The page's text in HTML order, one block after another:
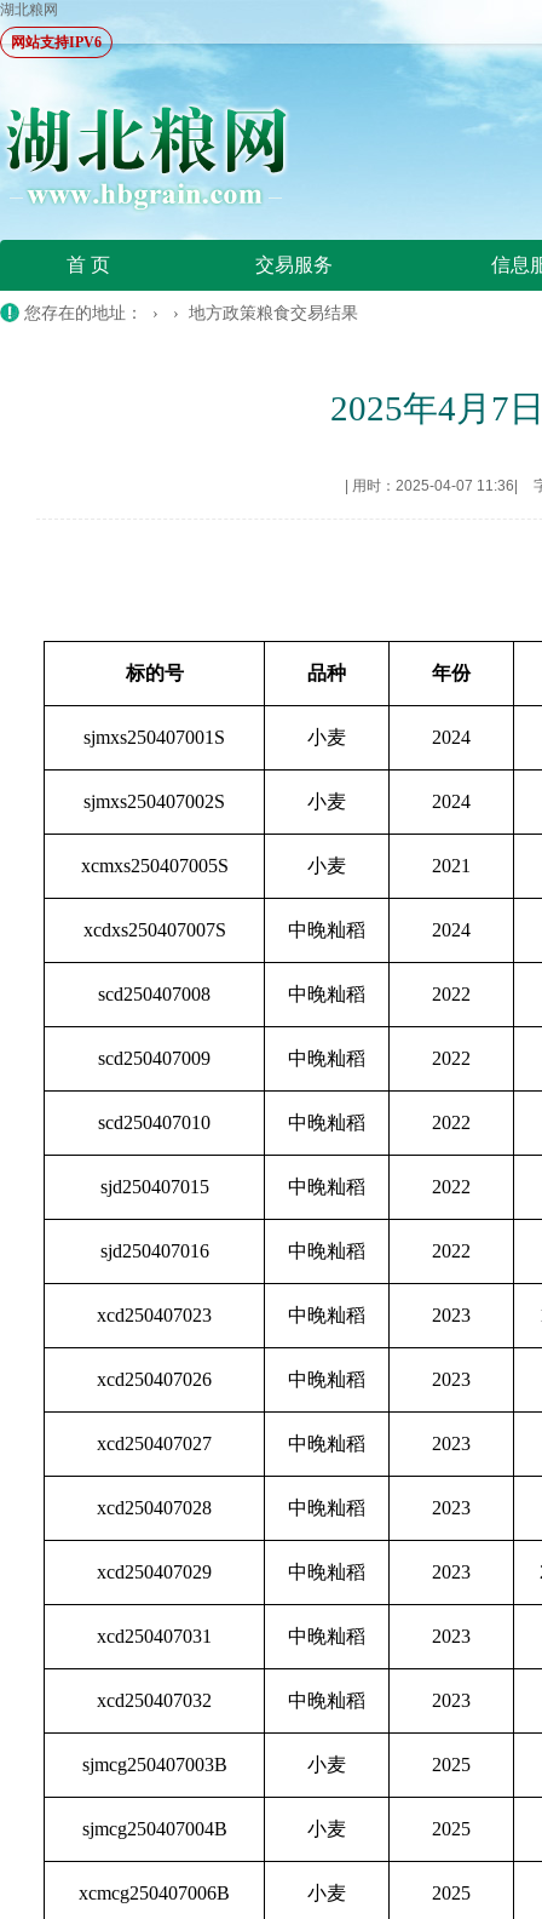
湖北粮网
网站支持IPV6
首 页 交易服务 信息
您存在的地址： › › 地方政策粮食交易结果
2025年4月7
用时：2025-04-07 11:36
标的号 品种 年份
sjmxs250407001S 小麦 2024
sjmxs250407002S 小麦 2024
xcmxs250407005S 小麦 2021
xcdxs250407007S 中晚籼稻 2024
scd250407008 中晚籼稻 2022
scd250407009 中晚籼稻 2022
scd250407010 中晚籼稻 2022
sjd250407015 中晚籼稻 2022
sjd250407016 中晚籼稻 2022
xcd250407023 中晚籼稻 2023
xcd250407026 中晚籼稻 2023
xcd250407027 中晚籼稻 2023
xcd250407028 中晚籼稻 2023
xcd250407029 中晚籼稻 2023
xcd250407031 中晚籼稻 2023
xcd250407032 中晚籼稻 2023
sjmcg250407003B 小麦 2025
sjmcg250407004B 小麦 2025
xcmcg250407006B 小麦 2025